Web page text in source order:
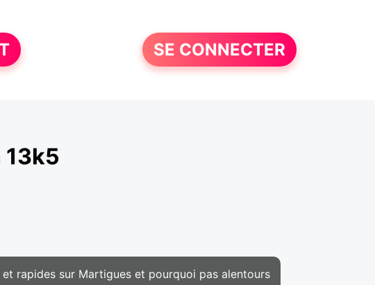
SE CONNECTER
13k5
rapides sur Martigues et pourquoi pas alentours